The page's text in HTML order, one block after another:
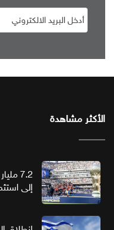
الأكثر مشاهدة
7.2
إلى